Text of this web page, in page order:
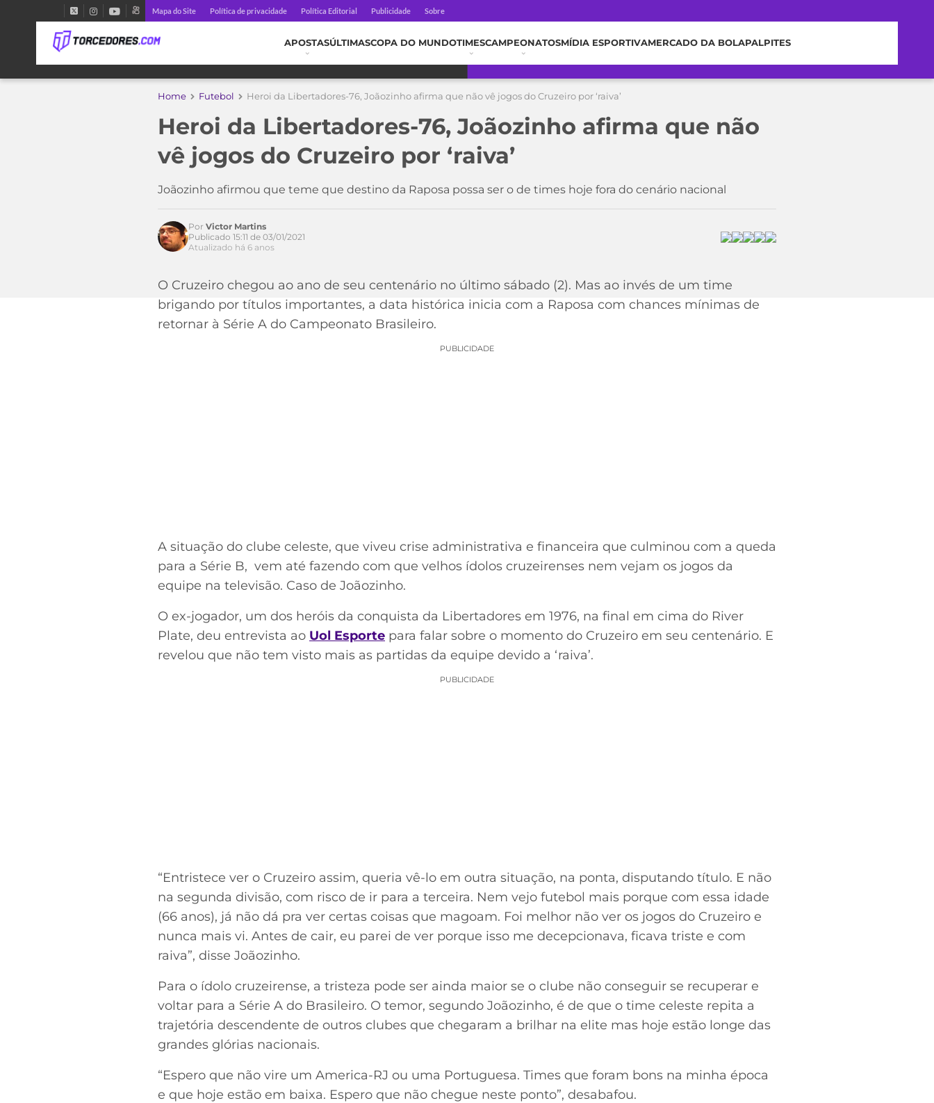
Mapa do Site Política de privacidade Política Editorial Publicidade Sobre
APOSTASÚLTIMASCOPA DO MUNDOTIMESCAMPEONATOSMÍDIA ESPORTIVAMERCADO DA BOLAPALPITES
Home Futebol Heroi da Libertadores-76, Joãozinho afirma que não vê jogos do Cruzeiro por ‘raiva’
Heroi da Libertadores-76, Joãozinho afirma que não
vê jogos do Cruzeiro por ‘raiva’
Joãozinho afirmou que teme que destino da Raposa possa ser o de times hoje fora do cenário nacional
Por Victor Martins
Publicado 15:11 de 03/01/2021
Atualizado há 6 anos
O Cruzeiro chegou ao ano de seu centenário no último sábado (2). Mas ao invés de um time
brigando por títulos importantes, a data histórica inicia com a Raposa com chances mínimas de
retornar à Série A do Campeonato Brasileiro.
PUBLICIDADE
A situação do clube celeste, que viveu crise administrativa e financeira que culminou com a queda
para a Série B, vem até fazendo com que velhos ídolos cruzeirenses nem vejam os jogos da
equipe na televisão. Caso de Joãozinho.
O ex-jogador, um dos heróis da conquista da Libertadores em 1976, na final em cima do River
Plate, deu entrevista ao Uol Esporte para falar sobre o momento do Cruzeiro em seu centenário. E
revelou que não tem visto mais as partidas da equipe devido a ‘raiva’.
PUBLICIDADE
“Entristece ver o Cruzeiro assim, queria vê-lo em outra situação, na ponta, disputando título. E não
na segunda divisão, com risco de ir para a terceira. Nem vejo futebol mais porque com essa idade
(66 anos), já não dá pra ver certas coisas que magoam. Foi melhor não ver os jogos do Cruzeiro e
nunca mais vi. Antes de cair, eu parei de ver porque isso me decepcionava, ficava triste e com
raiva”, disse Joãozinho.
Para o ídolo cruzeirense, a tristeza pode ser ainda maior se o clube não conseguir se recuperar e
voltar para a Série A do Brasileiro. O temor, segundo Joãozinho, é de que o time celeste repita a
trajetória descendente de outros clubes que chegaram a brilhar na elite mas hoje estão longe das
grandes glórias nacionais.
“Espero que não vire um America-RJ ou uma Portuguesa. Times que foram bons na minha época
e que hoje estão em baixa. Espero que não chegue neste ponto”, desabafou.